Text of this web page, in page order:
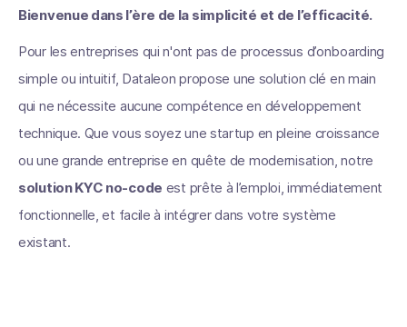
Bienvenue dans l’ère de la simplicité et de l’efficacité.
Pour les entreprises qui n'ont pas de processus d’onboarding
simple ou intuitif, Dataleon propose une solution clé en main
qui ne nécessite aucune compétence en développement
technique. Que vous soyez une startup en pleine croissance
ou une grande entreprise en quête de modernisation, notre
solution KYC no-code est prête à l’emploi, immédiatement
fonctionnelle, et facile à intégrer dans votre système
existant.